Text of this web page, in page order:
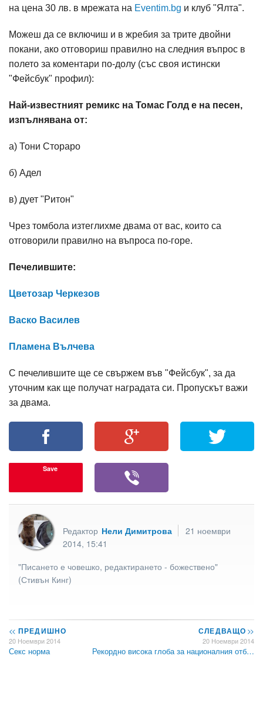
на цена 30 лв. в мрежата на Eventim.bg и клуб "Ялта".
Можеш да се включиш и в жребия за трите двойни
покани, ако отговориш правилно на следния въпрос в
полето за коментари по-долу (със своя истински
"Фейсбук" профил):
Най-известният ремикс на Томас Голд е на песен,
изпълнявана от:
а) Тони Стораро
б) Адел
в) дует "Ритон"
Чрез томбола изтеглихме двама от вас, които са
отговорили правилно на въпроса по-горе.
Печелившите:
Цветозар Черкезов
Васко Василев
Пламена Вълчева
С печелившите ще се свържем във "Фейсбук", за да
уточним как ще получат наградата си. Пропускът важи
за двама.
Save
Редактор Нели Димитрова
21 ноември
2014, 15:41
"Писането е човешко, редактирането - божествено"
(Стивън Кинг)
<< ПРЕДИШНО
20 Ноември 2014
Секс норма
СЛЕДВАЩО>>
20 Ноември 2014
Рекордно висока глоба за националния отб…